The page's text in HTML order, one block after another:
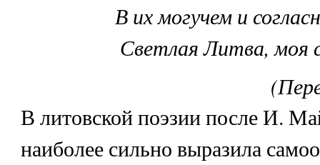
В их могучем и
Светлая Литва, моя
В литовской поэзии после И.
наиболее сильно выразила